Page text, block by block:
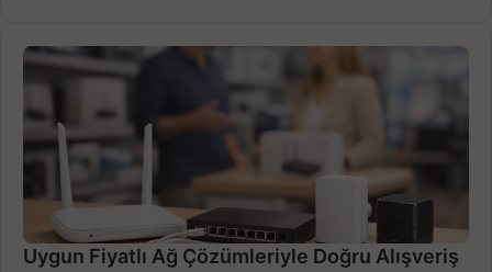
Uygun Fiyatlı Ağ Çözümleriyle Doğru Alışveriş